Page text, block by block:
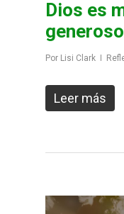
Dios es
generoso
Por Lisi Clark
Leer más